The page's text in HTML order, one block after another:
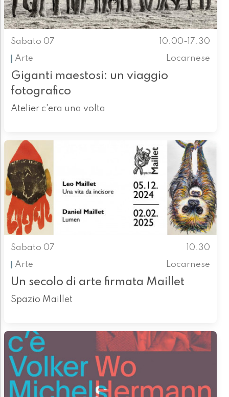
Sabato 07
10.00-17.30
Arte
Locarnese
Giganti maestosi: un viaggio
fotografico
Atelier c'era una volta
Sabato 07
10.30
Arte
Locarnese
Un secolo di arte firmata Maillet
Spazio Maillet